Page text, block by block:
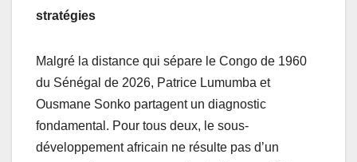
stratégies
Malgré la distance qui sépare le Congo de 1960
du Sénégal de 2026, Patrice Lumumba et
Ousmane Sonko partagent un diagnostic
fondamental. Pour tous deux, le sous-
développement africain ne résulte pas d’un